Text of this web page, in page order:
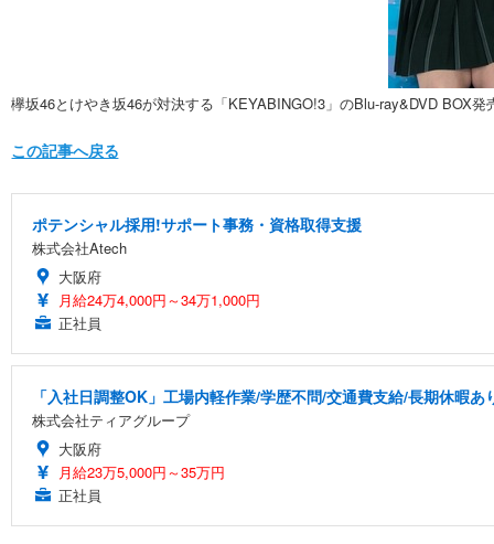
欅坂46とけやき坂46が対決する「KEYABINGO!3」のBlu-ray&DVD BOX発
この記事へ戻る
ポテンシャル採用!サポート事務・資格取得支援
株式会社Atech
大阪府
月給24万4,000円～34万1,000円
正社員
「入社日調整OK」工場内軽作業/学歴不問/交通費支給/長期休暇あ
株式会社ティアグループ
大阪府
月給23万5,000円～35万円
正社員